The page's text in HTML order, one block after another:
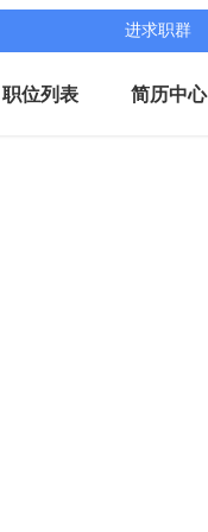
进求职群
职位列表 简历中心